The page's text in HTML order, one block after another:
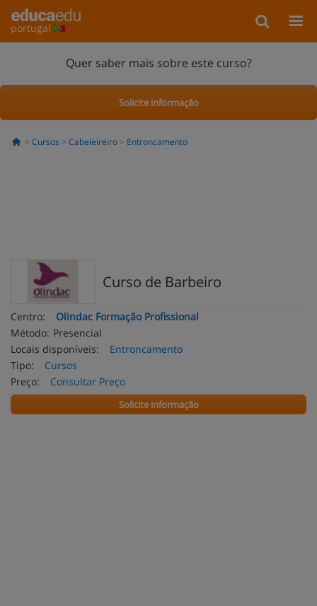
portugal
Quer saber mais sobre este curso?
Solicite informação
Cursos Cabeleireiro Entroncamento
Curso de Barbeiro
Centro:
Olindac Formação Profissional
Método: Presencial
Locais disponíveis:
Entroncamento
Tipo:
Cursos
Preço:
Consultar Preço
Solicite informação